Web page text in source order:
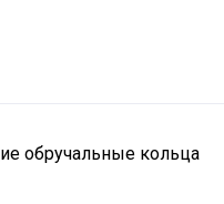
обручальные кольца